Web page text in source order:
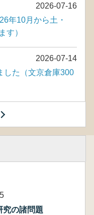
2026-07-16
年10月から土・
す）
2026-07-14
た（文京倉庫300
究の諸問題